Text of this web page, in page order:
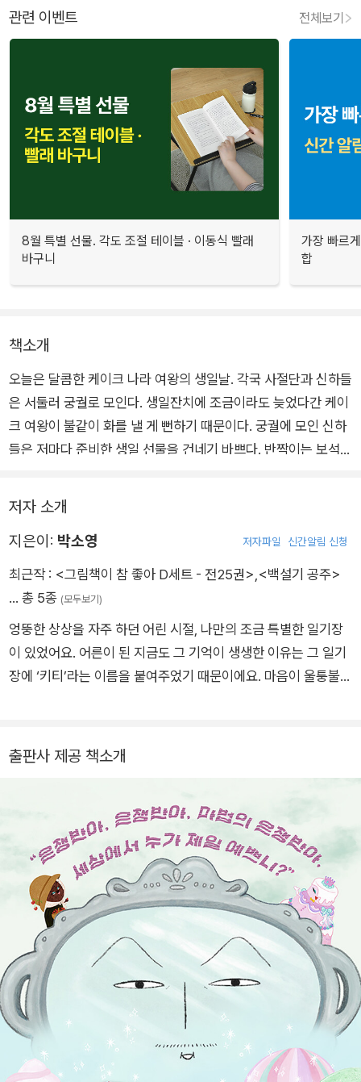
관련 이벤트 전체보기
8월 특별 선물. 각도 조절 테이블 · 이동식 빨래
바구니
가장 빠르
합
책소개
오늘은 달콤한 케이크 나라 여왕의 생일날. 각국 사절단과 신하들
은 서둘러 궁궐로 모인다. 생일잔치에 조금이라도 늦었다간 케이
크 여왕이 불같이 화를 낼 게 뻔하기 때문이다. 궁궐에 모인 신하
들은 저마다 준비한 생일 선물을 건네기 바쁘다. 반짝이는 보석
끝날 것 같던 생일잔치에 이웃 떡 나라의 백설기 공주가 나타나면
서 문제가 생긴다.
아리따운 백설기 공주의 등장에 모두가 환호하자, 케이크 여왕의
심사가 틀어진 것이다. 케이크 여왕은 급기야 백설기 공주를 없애
사할 수 있을까? 사랑스럽고 통통 튀는 캐릭터로 재해석한 현대
판 <백설 공주> 이야기로 유머와 재치가 돋보이는 그림책이다.
저자 소개
지은이: 박소영 저자파일 신간알림 신청
최근작 : <그림책이 참 좋아 D세트 - 전25권> <백설기 공주>
… 총 5종 (모두보기)
엉뚱한 상상을 자주 하던 어린 시절, 나만의 조금 특별한 일기장
이 있었어요. 어른이 된 지금도 그 기억이 생생한 이유는 그 일기
장에 ‘키티’라는 이름을 붙여주었기 때문이에요. 마음이 울퉁불퉁
고 그린 책으로는 『백설기 공주』가 있고, 그린 책으로는 『고양만
출판사 제공 책소개